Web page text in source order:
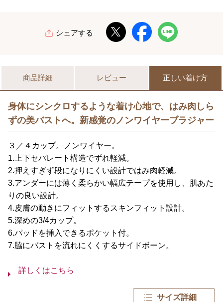
シェアする
商品詳細 レビュー 正しい着け方
身体にシンクロするような着け心地で、はみ肉しら
ずの美バストへ。新感覚のノンワイヤーブラジャー
３／４カップ。ノンワイヤー。
1.上下セパレート構造でずれ軽減。
2.押えすぎず段になりにくい設計ではみ肉軽減。
3.アンダーには薄く柔らかい幅広テープを使用し、肌あた
りの良い設計。
4.皮膚の動きにフィットするスキンフィット設計。
5.深めの3/4カップ。
6.パッドを挿入できるポケット付。
7.脇にバストを流れにくくするサイドボーン。
詳しくはこちら
サイズ詳細